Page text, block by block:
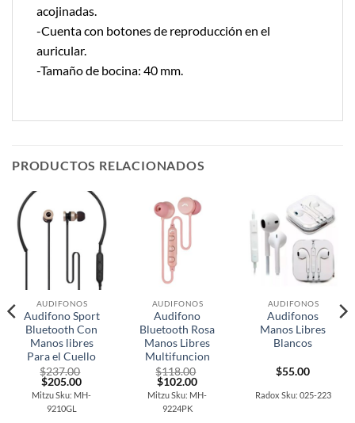
acojinadas.
-Cuenta con botones de reproducción en el
auricular.
-Tamaño de bocina: 40 mm.
PRODUCTOS RELACIONADOS
AUDIFONOS
Audifono Sport
Bluetooth Con
Manos libres
Para el Cuello
$237.00
Original
price
was:
$237.00.
$205.00Current
price
is:
Mitzu Sku: MH-
9210GL
AUDIFONOS
Audifono
Bluetooth Rosa
Manos Libres
Multifuncion
$118.00
Original
price
was:
$118.00.
$102.00Current
price
is:
Mitzu Sku: MH-
9224PK
AUDIFONOS
Audifonos
Manos Libres
Blancos
$55.00
Radox Sku: 025-223